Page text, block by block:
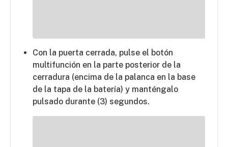
Con la puerta cerrada, pulse el botón
multifunción en la parte posterior de la
cerradura (encima de la palanca en la base
de la tapa de la batería) y manténgalo
pulsado durante (3) segundos.